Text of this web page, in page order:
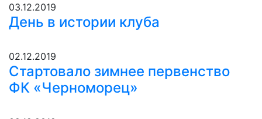
03.12.2019
День в истории клуба
02.12.2019
Стартовало зимнее первенство
ФК «Черноморец»